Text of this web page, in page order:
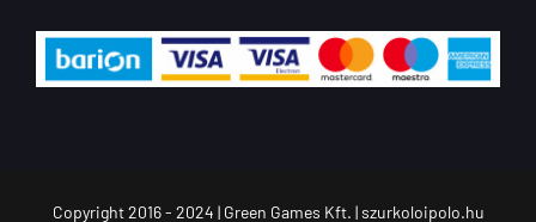
Copyright 2016 - 2024 | Green Games Kft. | szurkoloipolo.hu